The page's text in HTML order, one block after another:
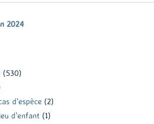
2024
(530)
d'espèce (2)
d'enfant (1)